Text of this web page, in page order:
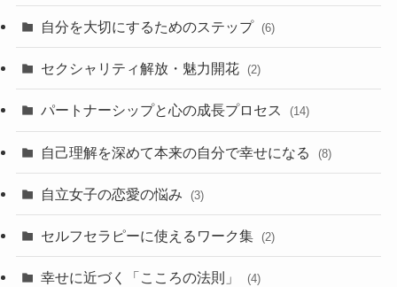
自分を大切にするためのステップ (6)
セクシャリティ解放・魅力開花 (2)
パートナーシップと心の成長プロセス (14)
自己理解を深めて本来の自分で幸せになる (8)
自立女子の恋愛の悩み (3)
セルフセラピーに使えるワーク集 (2)
幸せに近づく「こころの法則」 (4)